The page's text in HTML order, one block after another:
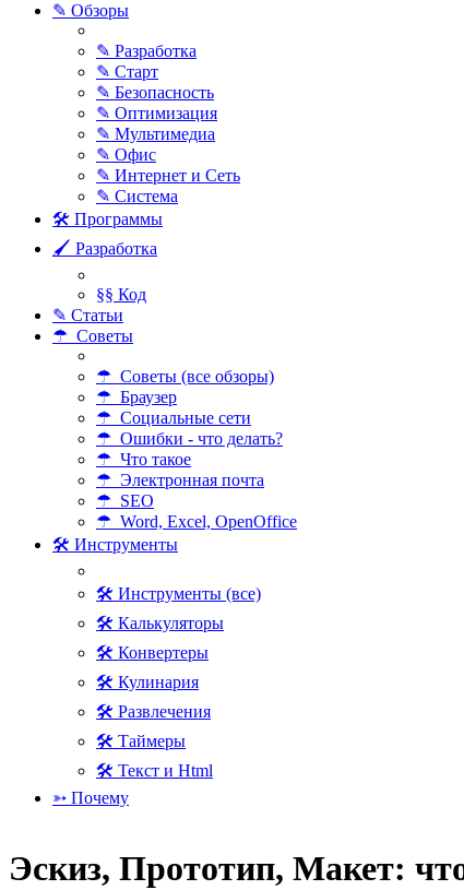
✎ Обзоры
✎ Разработка
✎ Старт
✎ Безопасность
✎ Оптимизация
✎ Мультимедиа
✎ Офис
✎ Интернет и Сеть
✎ Система
🛠 Программы
🖌 Разработка
§§ Код
✎ Статьи
☂ Советы
☂ Советы (все обзоры)
☂ Браузер
☂ Социальные сети
☂ Ошибки - что делать?
☂ Что такое
☂ Электронная почта
☂ SEO
☂ Word, Excel, OpenOffice
🛠 Инструменты
🛠 Инструменты (все)
🛠 Калькуляторы
🛠 Конвертеры
🛠 Кулинария
🛠 Развлечения
🛠 Таймеры
🛠 Текст и Html
➳ Почему
Эскиз, Прототип, Макет: